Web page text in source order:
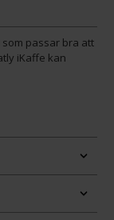
passar bra att
iKaffe kan